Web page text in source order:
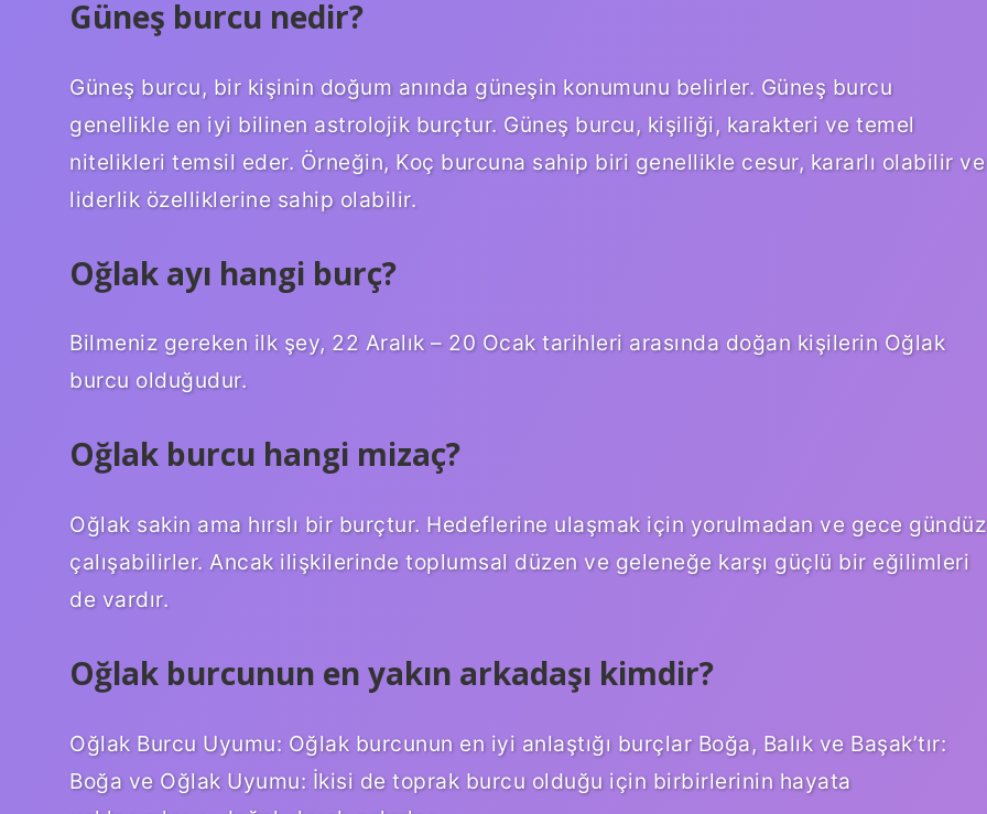
Güneş burcu nedir?
Güneş burcu, bir kişinin doğum anında güneşin konumunu belirler. Güneş burcu
genellikle en iyi bilinen astrolojik burçtur. Güneş burcu, kişiliği, karakteri ve temel
nitelikleri temsil eder. Örneğin, Koç burcuna sahip biri genellikle cesur, kararlı olabilir ve
liderlik özelliklerine sahip olabilir.
Oğlak ayı hangi burç?
Bilmeniz gereken ilk şey, 22 Aralık – 20 Ocak tarihleri ​​arasında doğan kişilerin Oğlak
burcu olduğudur.
Oğlak burcu hangi mizaç?
Oğlak sakin ama hırslı bir burçtur. Hedeflerine ulaşmak için yorulmadan ve gece gündüz
çalışabilirler. Ancak ilişkilerinde toplumsal düzen ve geleneğe karşı güçlü bir eğilimleri
de vardır.
Oğlak burcunun en yakın arkadaşı kimdir?
Oğlak Burcu Uyumu: Oğlak burcunun en iyi anlaştığı burçlar Boğa, Balık ve Başak’tır:
Boğa ve Oğlak Uyumu: İkisi de toprak burcu olduğu için birbirlerinin hayata